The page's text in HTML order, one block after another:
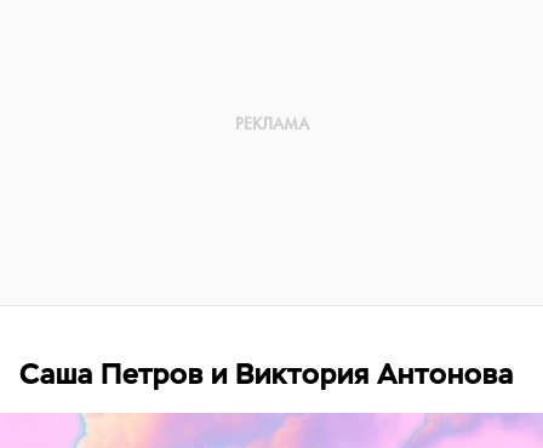
Саша Петров и Виктория Антонова